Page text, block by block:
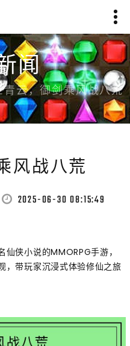
闻
青云，御剑乘风战八荒
风战八荒
2025-06-30 08:15:49
仙侠小说的MMORPG手游，
，带玩家沉浸式体验修仙之旅